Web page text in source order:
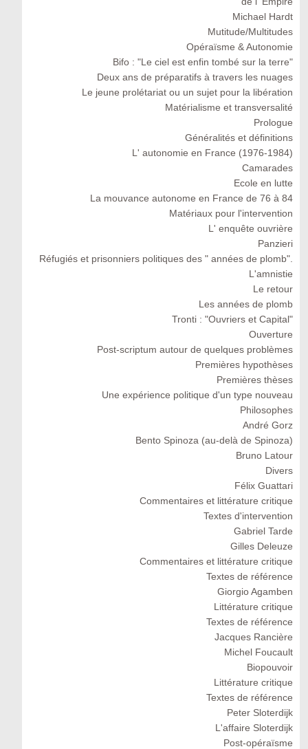
Michael Hardt
Mutitude/Multitudes
Opéraïsme & Autonomie
Bifo : "Le ciel est enfin tombé sur la terre"
Deux ans de préparatifs à travers les nuages
Le jeune prolétariat ou un sujet pour la libération
Matérialisme et transversalité
Prologue
Généralités et définitions
L' autonomie en France (1976-1984)
Camarades
Ecole en lutte
La mouvance autonome en France de 76 à 84
Matériaux pour l'intervention
L' enquête ouvrière
Panzieri
Réfugiés et prisonniers politiques des " années de plomb".
L'amnistie
Le retour
Les années de plomb
Tronti : "Ouvriers et Capital"
Ouverture
Post-scriptum autour de quelques problèmes
Premières hypothèses
Premières thèses
Une expérience politique d'un type nouveau
Philosophes
André Gorz
Bento Spinoza (au-delà de Spinoza)
Bruno Latour
Divers
Félix Guattari
Commentaires et littérature critique
Textes d'intervention
Gabriel Tarde
Gilles Deleuze
Commentaires et littérature critique
Textes de référence
Giorgio Agamben
Littérature critique
Textes de référence
Jacques Rancière
Michel Foucault
Biopouvoir
Littérature critique
Textes de référence
Peter Sloterdijk
L'affaire Sloterdijk
Post-opéraïsme